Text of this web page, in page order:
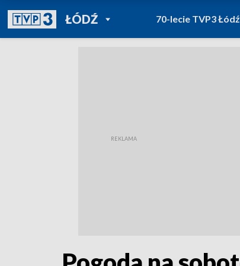
ŁÓDŹPOWRÓT DO
TVP REGIONY
70-lecie TVP3 Łódź